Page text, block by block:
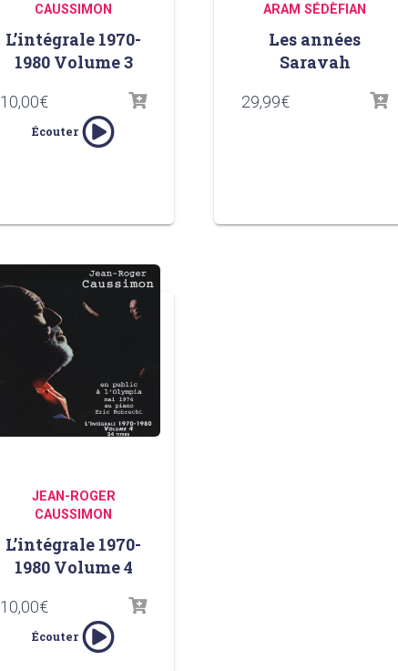
CAUSSIMON
L’intégrale 1970-
1980 Volume 3
10,00€
Écouter
ARAM SÉDÈFIAN
Les années
Saravah
29,99€
JEAN-ROGER
CAUSSIMON
L’intégrale 1970-
1980 Volume 4
10,00€
Écouter